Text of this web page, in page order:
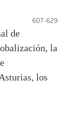
607-629
de
la
los